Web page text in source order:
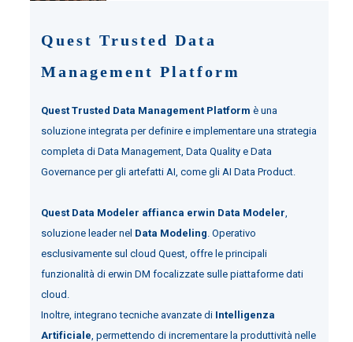
Quest Trusted Data
Management Platform
Quest Trusted Data Management Platform è una
soluzione integrata per definire e implementare una strategia
completa di Data Management, Data Quality e Data
Governance per gli artefatti AI, come gli AI Data Product.
Quest Data Modeler affianca erwin Data Modeler
soluzione leader nel Data Modeling . Operativo
esclusivamente sul cloud Quest, offre le principali
funzionalità di erwin DM focalizzate sulle piattaforme dati
cloud.
Inoltre, integrano tecniche avanzate di Intelligenza
Artificiale , permettendo di incrementare la produttività nelle